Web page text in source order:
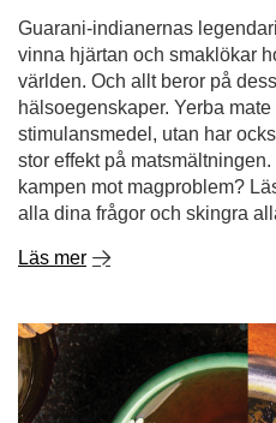
Guarani-indianernas
vinna hjärtan och smaklökar
världen. Och allt beror på
hälsoegenskaper. Yerba
stimulansmedel, utan har
stor effekt på
kampen mot magproblem?
alla dina frågor och skingra
Läs mer